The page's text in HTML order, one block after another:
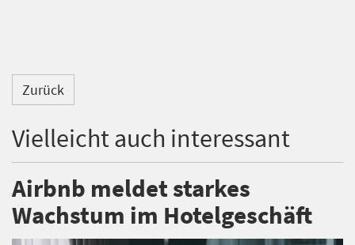
Zurück
Vielleicht auch interessant
Airbnb meldet starkes
Wachstum im Hotelgeschäft